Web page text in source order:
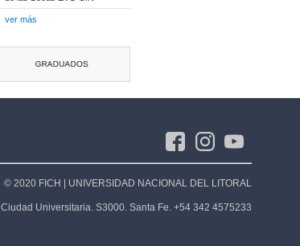
ver más
© 2020 FICH | UNIVERSIDAD NACIONAL DEL LITORAL
Ciudad Universitaria. S3000. Santa Fe. +54 342 4575233